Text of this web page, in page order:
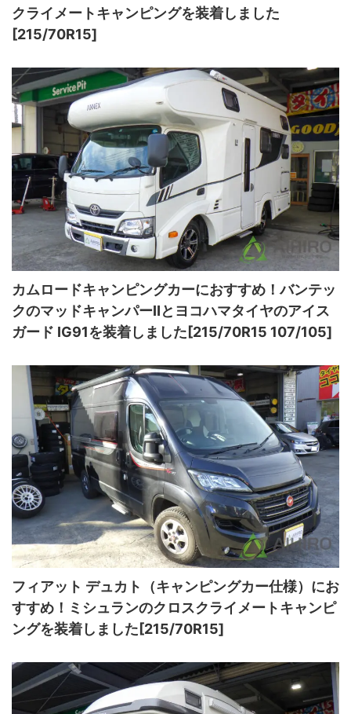
クライメートキャンピングを装着しました
[215/70R15]
カムロードキャンピングカーにおすすめ！バンテッ
クのマッドキャンパーⅡとヨコハマタイヤのアイス
ガード IG91を装着しました[215/70R15 107/105]
フィアット デュカト（キャンピングカー仕様）にお
すすめ！ミシュランのクロスクライメートキャンピ
ングを装着しました[215/70R15]